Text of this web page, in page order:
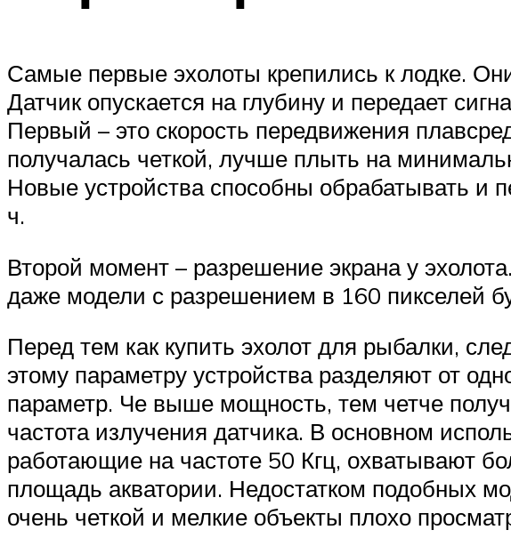
Самые первые эхолоты крепились к лодке.
Датчик опускается на глубину и передает
Первый – это скорость передвижения
получалась четкой, лучше плыть на
Новые устройства способны обрабатывать и
ч.
Второй момент – разрешение экрана у
даже модели с разрешением в 160 пикселей
Перед тем как купить эхолот для рыбалки,
этому параметру устройства разделяют от
параметр. Че выше мощность, тем четче
частота излучения датчика. В основном
работающие на частоте 50 Кгц, охватывают
площадь акватории. Недостатком подобных
очень четкой и мелкие объекты плохо